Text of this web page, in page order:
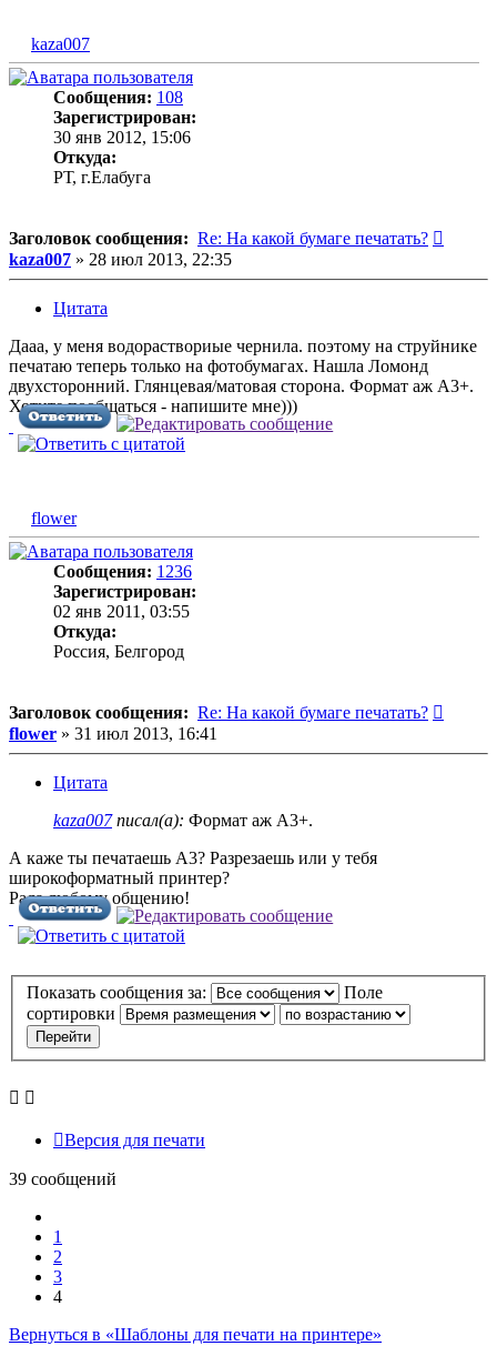
kaza007
Сообщения: 108
Зарегистрирован:
30 янв 2012, 15:06
Откуда:
РТ, г.Елабуга
Заголовок сообщения: Re: На какой бумаге печатать?
kaza007 » 28 июл 2013, 22:35
Цитата
Дааа, у меня водораствориые чернила. поэтому на струйнике
печатаю теперь только на фотобумагах. Нашла Ломонд
двухсторонний. Глянцевая/матовая сторона. Формат аж А3+.
Хотите пообщаться - напишите мне)))
flower
Сообщения: 1236
Зарегистрирован:
02 янв 2011, 03:55
Откуда:
Россия, Белгород
Заголовок сообщения: Re: На какой бумаге печатать?
flower » 31 июл 2013, 16:41
Цитата
kaza007писал(а): Формат аж А3+.
А каже ты печатаешь А3? Разрезаешь или у тебя
широкоформатный принтер?
Рада любому общению!
Показать сообщения за:
Поле
сортировки
Версия для печати
39 сообщений
1
2
3
4
Вернуться в «Шаблоны для печати на принтере»